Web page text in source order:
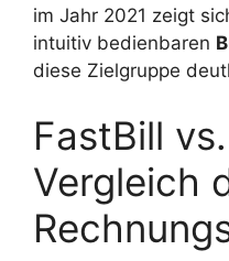
im Jahr 2021 zeigt
intuitiv bedienbaren
diese Zielgruppe
FastBill
Vergleich